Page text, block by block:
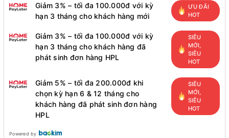
Giảm 3% – tối đa 100.000đ với kỳ
hạn 3 tháng cho khách hàng mới
ƯU ĐÃI
HOT
Giảm 3% – tối đa 100.000đ với kỳ
hạn 3 tháng cho khách hàng đã
phát sinh đơn hàng HPL
SIÊU
MỚI,
SIÊU
HOT
Giảm 5% – tối đa 200.000đ khi
chọn kỳ hạn 6 & 12 tháng cho
khách hàng đã phát sinh đơn hàng
HPL
SIÊU
MỚI,
SIÊU
HOT
Powered by